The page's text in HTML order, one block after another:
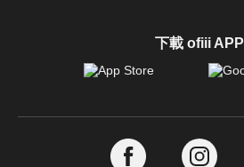
下載 ofiii APP